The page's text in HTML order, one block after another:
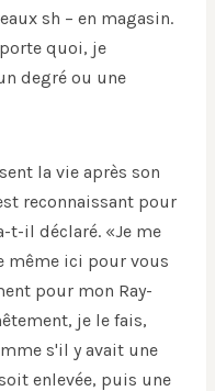
sh – en magasin.
quoi, je
degré ou une
la vie après son
reconnaissant pour
t-il déclaré. «Je me
même ici pour vous
pour mon Ray-
je le fais,
s'il y avait une
enlevée, puis une